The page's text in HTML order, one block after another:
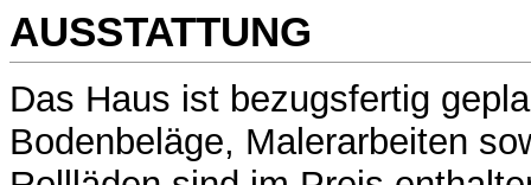
AUSSTATTUNG
Das Haus ist bezugsfertig
Bodenbeläge, Malerarbeiten